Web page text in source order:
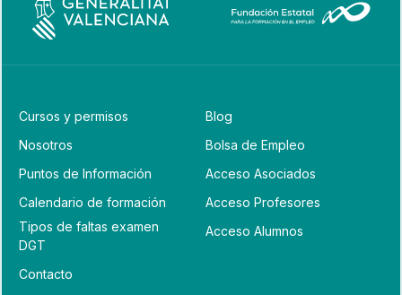
Cursos y permisos
Nosotros
Puntos de Información
Calendario de formación
Tipos de faltas examen
DGT
Contacto
Blog
Bolsa de Empleo
Acceso Asociados
Acceso Profesores
Acceso Alumnos